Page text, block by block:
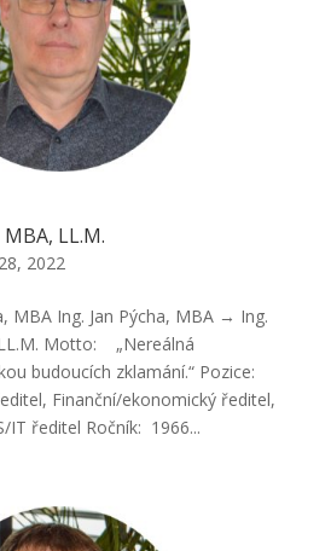
LL.M.
2022
MBA Ing. Jan Pýcha, MBA → Ing.
Motto: „Nereálná
budoucích zklamání.“ Pozice:
Finanční/ekonomický ředitel,
IT ředitel Ročník: 1966...